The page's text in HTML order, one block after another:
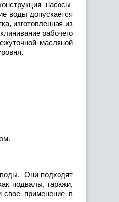
насосы
воды допускается
изготовленная из
рабочего
масляной
воды. Они подходят
подвалы, гаражи,
свое применение в